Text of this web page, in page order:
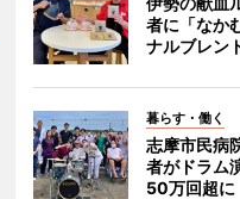
者に「なか
ナルブレン
暮らす・働く
志摩市民病
者がドラム
50万回超に